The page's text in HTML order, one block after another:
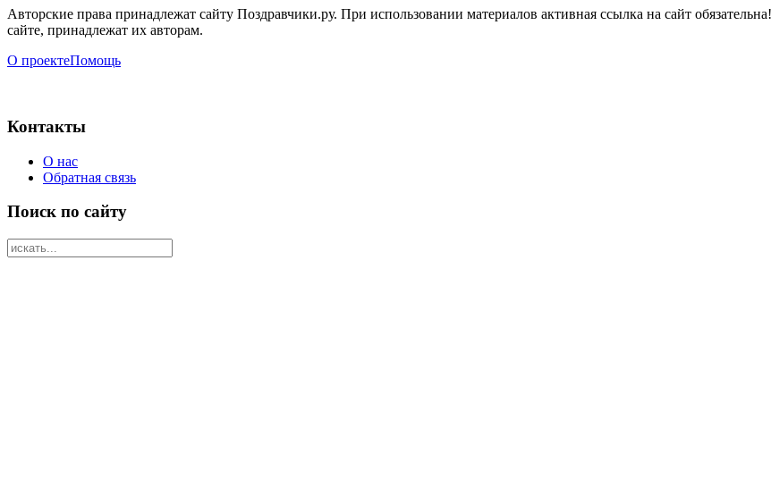
Авторские права принадлежат сайту Поздравчики.ру. При использовании материалов активная ссылка на сайт
сайте, принадлежат их авторам.
О проектеПомощь
Контакты
О нас
Обратная связь
Поиск по сайту